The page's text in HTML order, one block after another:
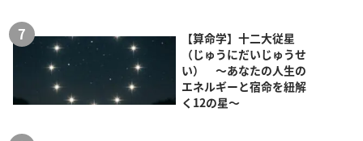
【算命学】十二大従星
（じゅうにだいじゅうせ
い） ～あなたの人生の
エネルギーと宿命を紐解
く12の星～